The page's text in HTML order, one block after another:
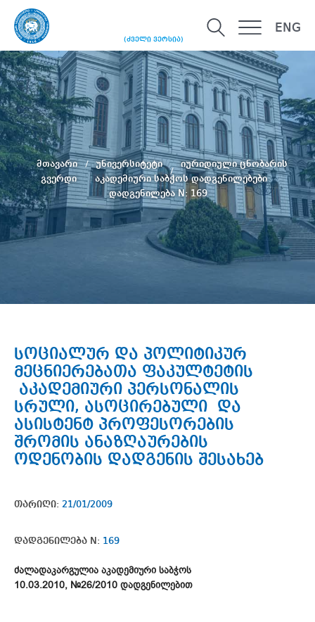
(ძველი ვერსია)
ENG
მთავარი უნივერსიტეტი
იურიდიული ცნობარის
გვერდი
აკადემიური საბჭოს დადგენილებები
დადგენილება N: 169
სოციალურ და პოლიტიკურ
მეცნიერებათა ფაკულტეტის
აკადემიური პერსონალის
სრული, ასოცირებული და
ასისტენტ პროფესორების
შრომის ანაზღაურების
ოდენობის დადგენის შესახებ
თარიღი: 21/01/2009
დადგენილება N: 169
ძალადაკარგულია აკადემიური საბჭოს
10.03.2010, №26/2010 დადგენილებით